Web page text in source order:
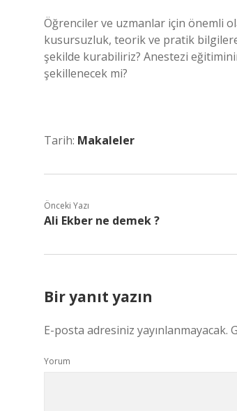
Öğrenciler ve uzmanlar için önemli
kusursuzluk, teorik ve pratik bilgilere
şekilde kurabiliriz? Anestezi
şekillenecek mi?
Tarih: Makaleler
Önceki Yazı
Ali Ekber ne demek ?
Bir yanıt yazın
E-posta adresiniz yayınlanmayacak.
Yorum